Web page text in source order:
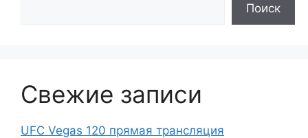
Поиск
Свежие записи
UFC Vegas 120 прямая трансляция